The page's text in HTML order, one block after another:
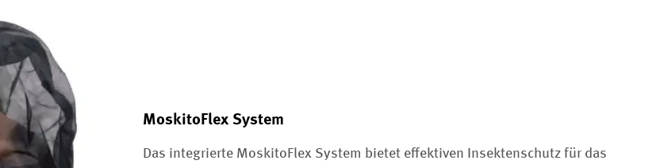
MoskitoFlex System
Das integrierte MoskitoFlex System bietet effektiven Insektenschutz für das